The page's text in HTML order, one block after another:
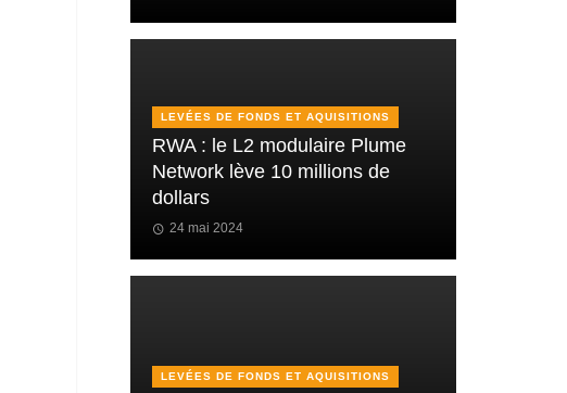
LEVÉES DE FONDS ET AQUISITIONS
RWA : le L2 modulaire Plume
Network lève 10 millions de
dollars
24 mai 2024
LEVÉES DE FONDS ET AQUISITIONS